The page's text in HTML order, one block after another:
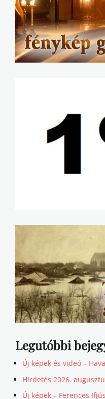
Legutóbbi
Új képek és videó –
Hirdetés 2026.
Új képek – Ferences